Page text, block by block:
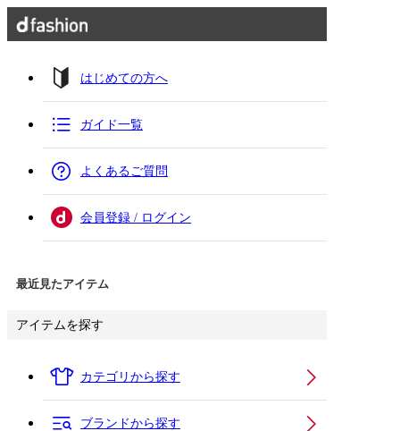
はじめての方へ
ガイド一覧
よくあるご質問
会員登録 / ログイン
最近見たアイテム
アイテムを探す
カテゴリから探す
ブランドから探す